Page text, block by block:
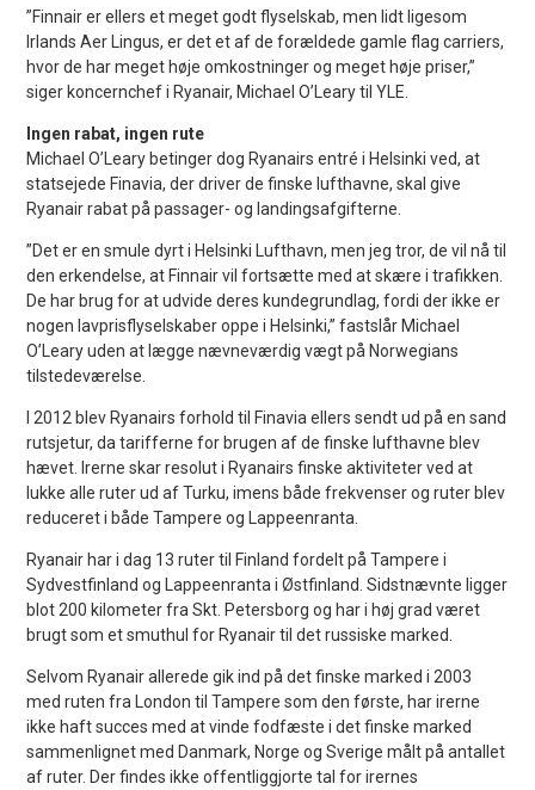
”Finnair er ellers et meget godt flyselskab, men lidt ligesom
Irlands Aer Lingus, er det et af ​​de forældede gamle flag carriers,
hvor de har meget høje omkostninger og meget høje priser,”
siger koncernchef i Ryanair, Michael O’Leary til YLE.
Ingen rabat, ingen rute
Michael O’Leary betinger dog Ryanairs entré i Helsinki ved, at
statsejede Finavia, der driver de finske lufthavne, skal give
Ryanair rabat på passager- og landingsafgifterne.
”Det er en smule dyrt i Helsinki Lufthavn, men jeg tror, ​​de vil nå til
den erkendelse, at Finnair vil fortsætte med at skære i trafikken.
De har brug for at udvide deres kundegrundlag, fordi der ikke er
nogen lavprisflyselskaber oppe i Helsinki,” fastslår Michael
O’Leary uden at lægge nævneværdig vægt på Norwegians
tilstedeværelse.
I 2012 blev Ryanairs forhold til Finavia ellers sendt ud på en sand
rutsjetur, da tarifferne for brugen af de finske lufthavne blev
hævet. Irerne skar resolut i Ryanairs finske aktiviteter ved at
lukke alle ruter ud af Turku, imens både frekvenser og ruter blev
reduceret i både Tampere og Lappeenranta.
Ryanair har i dag 13 ruter til Finland fordelt på Tampere i
Sydvestfinland og Lappeenranta i Østfinland. Sidstnævnte ligger
blot 200 kilometer fra Skt. Petersborg og har i høj grad været
brugt som et smuthul for Ryanair til det russiske marked.
Selvom Ryanair allerede gik ind på det finske marked i 2003
med ruten fra London til Tampere som den første, har irerne
ikke haft succes med at vinde fodfæste i det finske marked
sammenlignet med Danmark, Norge og Sverige målt på antallet
af ruter. Der findes ikke offentliggjorte tal for irernes